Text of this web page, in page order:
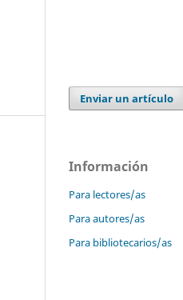
Enviar un artículo
Información
Para lectores/as
Para autores/as
Para bibliotecarios/as